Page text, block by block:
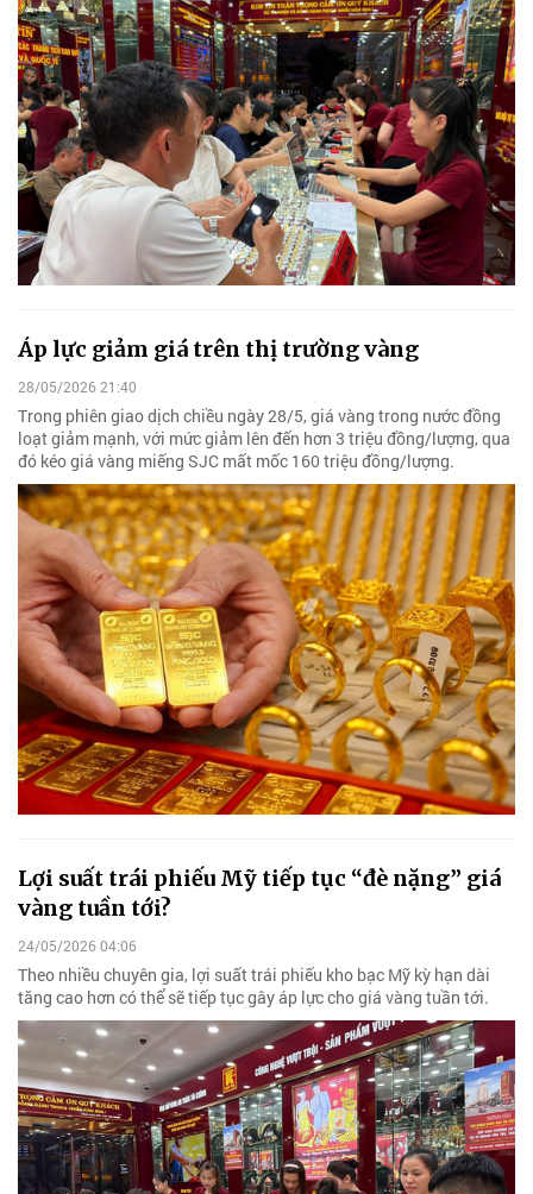
Áp lực giảm giá trên thị trường vàng
28/05/2026 21:40
Trong phiên giao dịch chiều ngày 28/5, giá vàng trong nước đồng
loạt giảm mạnh, với mức giảm lên đến hơn 3 triệu đồng/lượng, qua
đó kéo giá vàng miếng SJC mất mốc 160 triệu đồng/lượng.
Lợi suất trái phiếu Mỹ tiếp tục “đè nặng” giá
vàng tuần tới?
24/05/2026 04:06
Theo nhiều chuyên gia, lợi suất trái phiếu kho bạc Mỹ kỳ hạn dài
tăng cao hơn có thể sẽ tiếp tục gây áp lực cho giá vàng tuần tới.